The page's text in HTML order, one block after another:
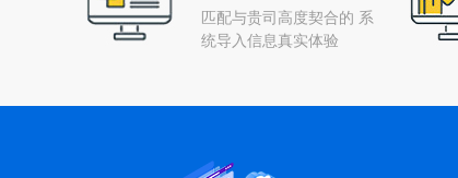
匹配与贵司高度契合的 系
统导入信息真实体验